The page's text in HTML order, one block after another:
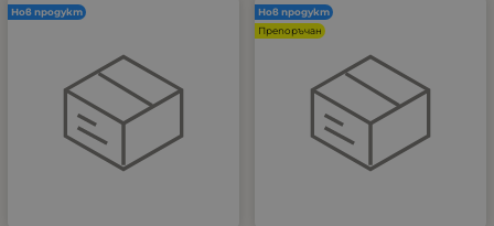
Нов продукт
Нов продукт
Препоръчан